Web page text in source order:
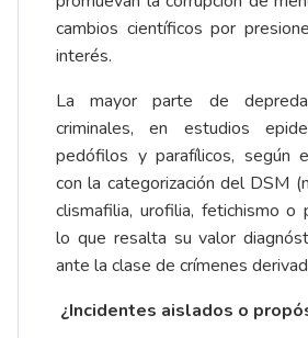
cambios científicos por
interés.
La mayor parte de
criminales, en estudios
pedófilos y parafílicos, según
con la categorización del DSM
clismafilia, urofilia, fetichismo o
lo que resalta su valor
ante la clase de crímenes
¿Incidentes aislados o